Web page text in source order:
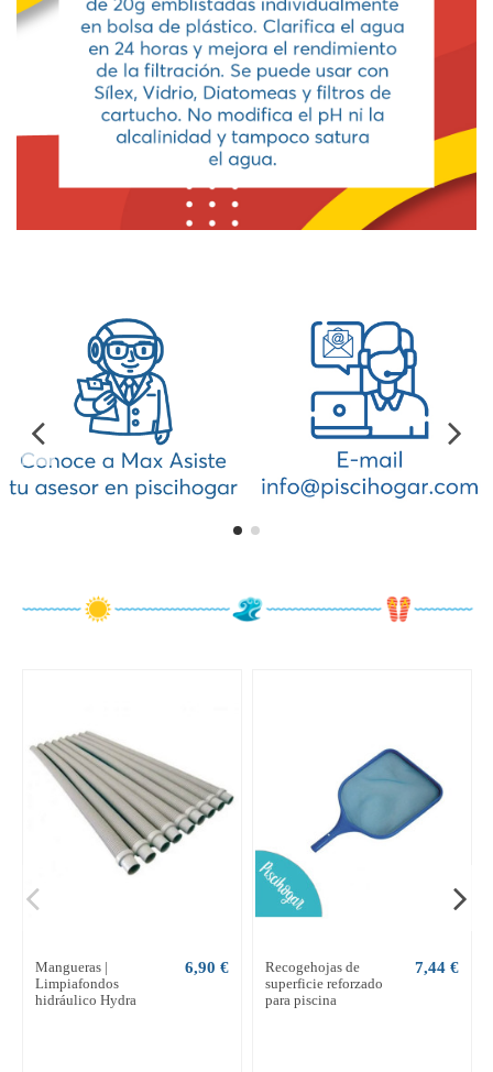
Mangueras |
Limpiafondos
hidráulico Hydra
6,90 €
Recogehojas de
superficie reforzado
para piscina
7,44 €